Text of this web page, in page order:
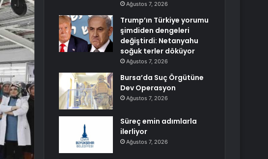
Ağustos 7, 2026
Trump’ın Türkiye yorumu
şimdiden dengeleri
değiştirdi: Netanyahu
soğuk terler döküyor
Ağustos 7, 2026
Bursa’da Suç Örgütüne
Dev Operasyon
Ağustos 7, 2026
Süreç emin adımlarla
ilerliyor
Ağustos 7, 2026